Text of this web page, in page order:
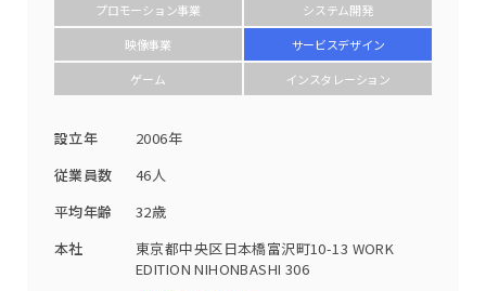
プロモーション事業
システム開発
映像事業
サービスデザイン
ゲーム
インスタレーション
設立年
2006年
従業員数
46人
平均年齢
32歳
本社
東京都中央区日本橋富沢町10-13 WORK
EDITION NIHONBASHI 306